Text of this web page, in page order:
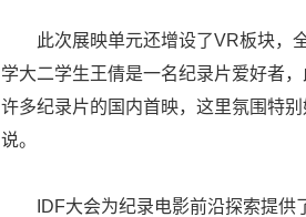
此次展映单元还增设了VR板块，
学大二学生王倩是一名纪录片爱好者
许多纪录片的国内首映，这里氛围特
说。
IDF大会为纪录电影前沿探索提